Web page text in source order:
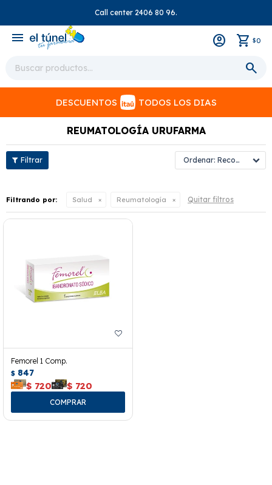
Call center 2406 80 96.
menu $0
DESCUENTOS TODOS LOS DIAS
REUMATOLOGÍA URUFARMA
Recomendados
Filtrando por: Salud Reumatología Quitar filtros
Femorel 1 Comp.
$ 847
$ 720 $ 720
close